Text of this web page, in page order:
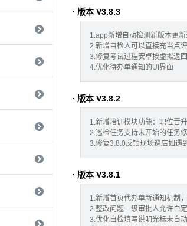
· 版本 V3.8.3
1.app新增自动检测新版本更新
2.新增自检人可以直接充当点
3.修复考试过程安卓按虚拟返
4.优化待办单通知的UI界面
· 版本 V3.8.2
1.新增培训模块功能：职位晋升
2.巡检任务支持未开始的任务
3.修复3.8.0反馈现场巡店如遇
· 版本 V3.8.1
1.新增首页代办单新通知机制
2.整改问题一级审批人允许自
3.优化自检填写说明光标未自